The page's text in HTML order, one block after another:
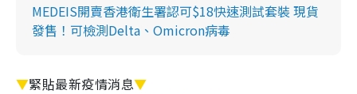
MEDEIS開賣香港衛生署認可$18快速測試套裝 現貨
發售！可檢測Delta、Omicron病毒
▼緊貼最新疫情消息▼